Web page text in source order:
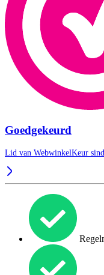
Goedgekeurd
Lid van WebwinkelKeur